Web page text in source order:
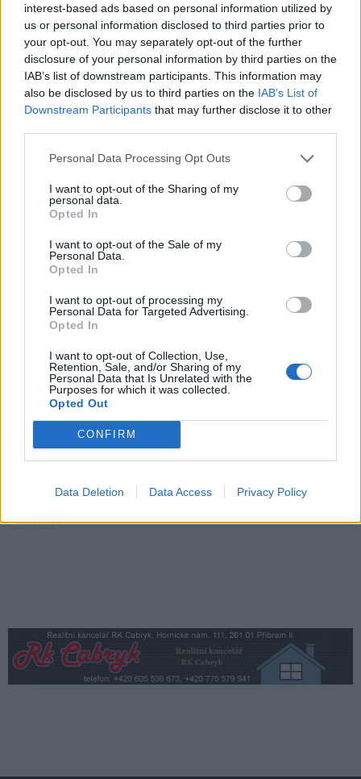
interest-based ads based on personal information utilized by
us or personal information disclosed to third parties prior to
your opt-out. You may separately opt-out of the further
disclosure of your personal information by third parties on the
IAB’s list of downstream participants. This information may
also be disclosed by us to third parties on the IAB’s List of
Downstream Participants that may further disclose it to other
Personal Data Processing Opt Outs
I want to opt-out of the Sharing of my
personal data.
Opted In
I want to opt-out of the Sale of my
Personal Data.
Opted In
I want to opt-out of processing my
Personal Data for Targeted Advertising.
Opted In
I want to opt-out of Collection, Use,
Retention, Sale, and/or Sharing of my
Personal Data that Is Unrelated with the
Purposes for which it was collected.
Opted Out
CONFIRM
Data Deletion Data Access Privacy Policy
Příbram v závěru utkání zkrotit
automaty na parkování
SOUVISEJÍCÍ ČLÁNKY
VÍCE OD AUTORA
Dobříšsko
jedinečnou atmosféru. Klasiku propojí
s dalšími žánry i rodinným programem
Dobříšsko
Festival hudby na zámku Dobříš nabídne
Evu Urbanovou, Kateřinu Marii Tichou
i program pro děti
Dobříšský zámek získá krajskou podporu.
Peníze pomohou s opravou střechy